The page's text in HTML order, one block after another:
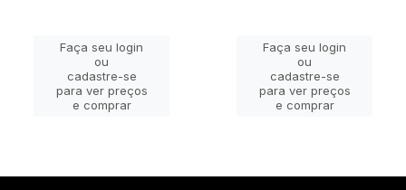
Faça seu login
ou
cadastre-se
para ver preços
e comprar
Faça seu login
ou
cadastre-se
para ver preços
e comprar